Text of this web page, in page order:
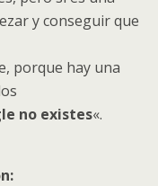
y conseguir que
porque hay una
no existes«.